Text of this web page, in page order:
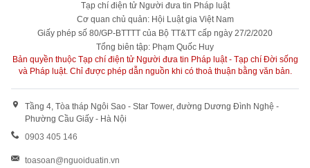
Tạp chí điện tử Người đưa tin Pháp luật
Cơ quan chủ quản: Hội Luật gia Việt Nam
Giấy phép số 80/GP-BTTTT của Bộ TT&TT cấp ngày 27/2/2020
Tổng biên tập: Phạm Quốc Huy
Bản quyền thuộc Tạp chí điện tử Người đưa tin Pháp luật - Tạp chí Đời sống
và Pháp luật. Chỉ được phép dẫn nguồn khi có thoả thuận bằng văn bản.
Tầng 4, Tòa tháp Ngôi Sao - Star Tower, đường Dương Đình Nghệ -
Phường Cầu Giấy - Hà Nội
0903 405 146
toasoan@nguoiduatin.vn